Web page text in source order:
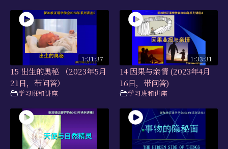
1:31:37
15 出生的奥秘 （2023年5月
21日，带问答）
学习班和讲座
1:33:31
14 因果与亲情 (2023年4月
16日，带问答)
学习班和讲座